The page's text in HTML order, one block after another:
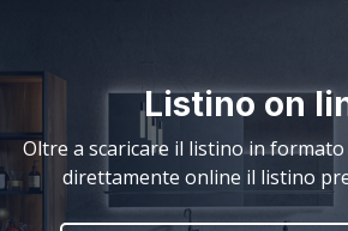
Listino on
Oltre a scaricare il listino in
direttamente online il listino